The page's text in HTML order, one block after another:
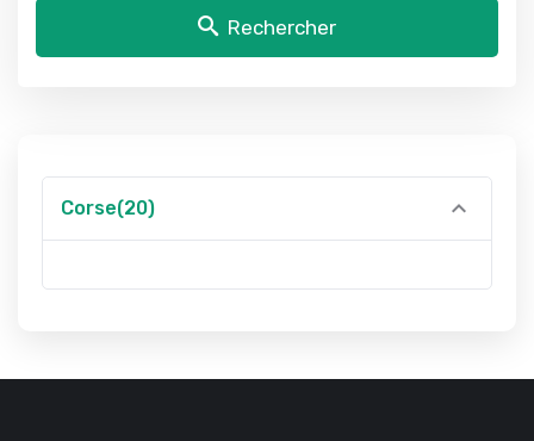
Rechercher
Corse(20)